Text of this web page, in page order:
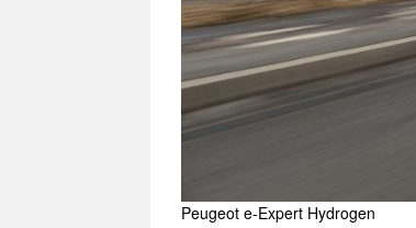
Peugeot e-Expert Hydrogen